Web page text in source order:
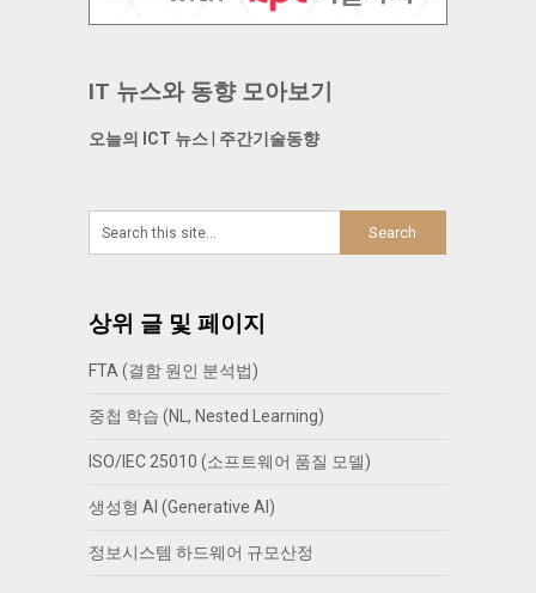
IT 뉴스와 동향 모아보기
오늘의 ICT 뉴스| 주간기술동향
상위 글 및 페이지
FTA (결함 원인 분석법)
중첩 학습 (NL, Nested Learning)
ISO/IEC 25010 (소프트웨어 품질 모델)
생성형 AI (Generative AI)
정보시스템 하드웨어 규모산정